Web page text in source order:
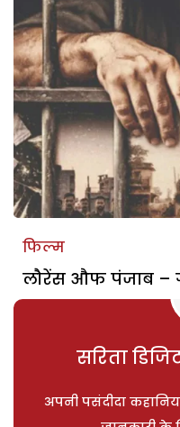
फिल्म
लौरेंस औफ पंजाब –
सरिता
अपनी पसंदीदा